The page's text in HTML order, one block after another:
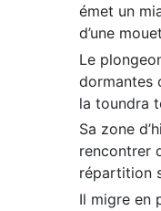
émet un
d’une
Le
dormantes
la toundra
Sa zone
rencontrer
répartition
Il migre en